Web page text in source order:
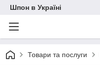
Шпон в Україні
Товари та послуги